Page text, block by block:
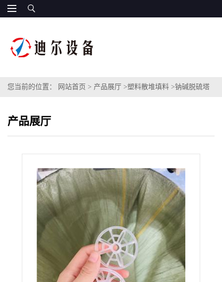
您当前的位置： 网站首页 > 产品展厅 >塑料散堆填料 >钠碱脱硫塔
产品展厅